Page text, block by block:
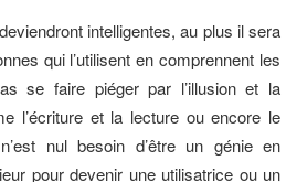
intelligentes, au plus il sera
qui l’utilisent en comprennent les
se faire piéger par l’illusion et la
l’écriture et la lecture ou encore le
nul besoin d’être un génie en
pour devenir une utilisatrice ou un